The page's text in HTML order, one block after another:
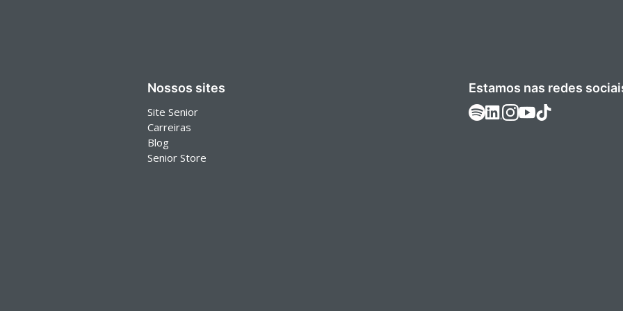
Nossos sites
Site Senior
Carreiras
Blog
Senior Store
Estamos nas redes